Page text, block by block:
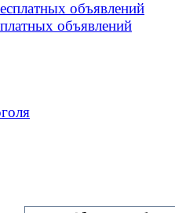
объявлений